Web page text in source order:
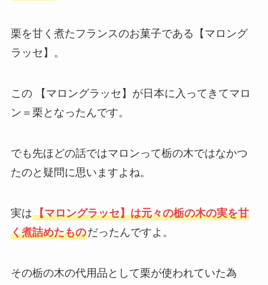
栗を甘く煮たフランスのお菓子である【マロング
ラッセ】。
この 【マロングラッセ】が日本に入ってきてマロ
ン＝栗となったんです。
でも先ほどの話ではマロンって栃の木ではなかつ
たのと疑問に思いますよね。
実は【マロングラッセ】は元々の栃の木の実を甘
く煮詰めたものだったんですよ。
その栃の木の代用品として栗が使われていた為